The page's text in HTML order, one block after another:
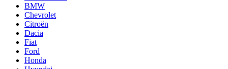
BMW
Chevrolet
Citroën
Dacia
Fiat
Ford
Honda